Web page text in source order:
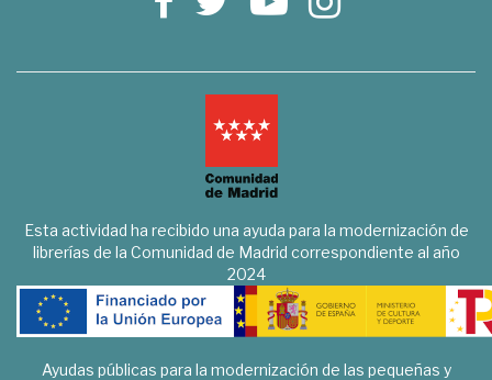
Esta actividad ha recibido una ayuda para la modernización de
librerías de la Comunidad de Madrid correspondiente al año
2024
Ayudas públicas para la modernización de las pequeñas y